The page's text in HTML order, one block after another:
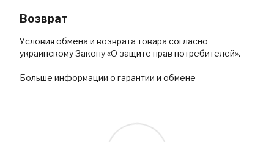
Возврат
Условия обмена и возврата товара согласно
украинскому Закону «О защите прав потребителей».
Больше информации о гарантии и обмене